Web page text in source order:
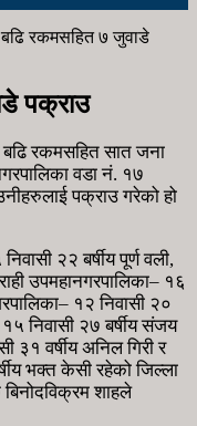
रकमसहित ७ जुवाडे
पक्राउ
बढि रकमसहित सात जना
वडा नं. १७
पक्राउ गरेको हो
२२ बर्षीय पूर्ण वली,
उपमहानगरपालिका– १६
१२ निवासी २०
१५ निवासी २७ बर्षीय संजय
३१ वर्षीय अनिल गिरी र
भक्त केसी रहेको जिल्ला
बिनोदविक्रम शाहले